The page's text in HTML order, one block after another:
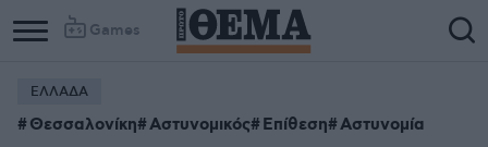
Games
ΕΛΛΑΔΑ
Θεσσαλονίκη Αστυνομικός Επίθεση Αστυνομία